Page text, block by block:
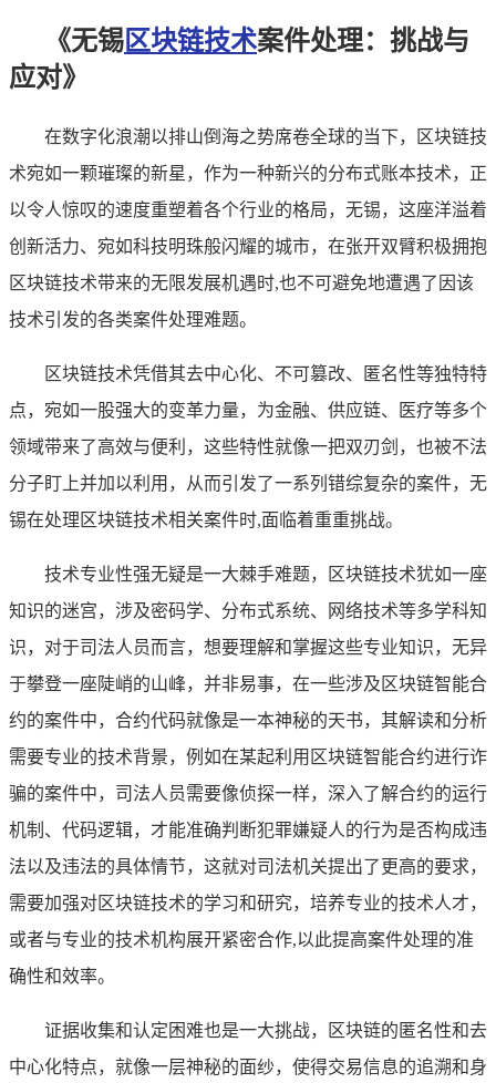
《无锡区块链技术案件处理：挑战与
应对》
在数字化浪潮以排山倒海之势席卷全球的当下，区块链技
术宛如一颗璀璨的新星，作为一种新兴的分布式账本技术，正
以令人惊叹的速度重塑着各个行业的格局，无锡，这座洋溢着
创新活力、宛如科技明珠般闪耀的城市，在张开双臂积极拥抱
区块链技术带来的无限发展机遇时,也不可避免地遭遇了因该
技术引发的各类案件处理难题。
区块链技术凭借其去中心化、不可篡改、匿名性等独特特
点，宛如一股强大的变革力量，为金融、供应链、医疗等多个
领域带来了高效与便利，这些特性就像一把双刃剑，也被不法
分子盯上并加以利用，从而引发了一系列错综复杂的案件，无
锡在处理区块链技术相关案件时,面临着重重挑战。
技术专业性强无疑是一大棘手难题，区块链技术犹如一座
知识的迷宫，涉及密码学、分布式系统、网络技术等多学科知
识，对于司法人员而言，想要理解和掌握这些专业知识，无异
于攀登一座陡峭的山峰，并非易事，在一些涉及区块链智能合
约的案件中，合约代码就像是一本神秘的天书，其解读和分析
需要专业的技术背景，例如在某起利用区块链智能合约进行诈
骗的案件中，司法人员需要像侦探一样，深入了解合约的运行
机制、代码逻辑，才能准确判断犯罪嫌疑人的行为是否构成违
法以及违法的具体情节，这就对司法机关提出了更高的要求，
需要加强对区块链技术的学习和研究，培养专业的技术人才，
或者与专业的技术机构展开紧密合作,以此提高案件处理的准
确性和效率。
证据收集和认定困难也是一大挑战，区块链的匿名性和去
中心化特点，就像一层神秘的面纱，使得交易信息的追溯和身